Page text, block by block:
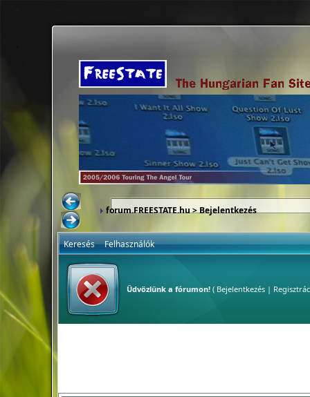
forum.FREESTATE.hu> Bejelentkezés
Keresés Felhasználók
Üdvözlünk a fórumon!( Bejelentkezés|